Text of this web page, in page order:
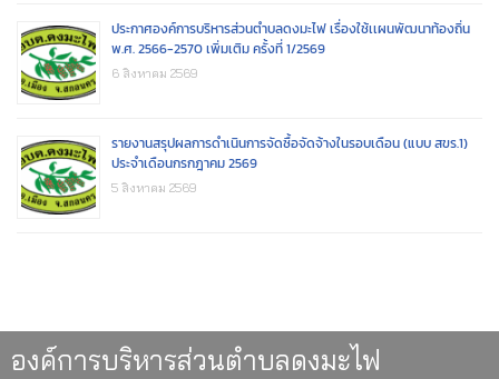
ประกาศองค์การบริหารส่วนตำบลดงมะไฟ เรื่องใช้เเผนพัฒนาท้องถิ่น
พ.ศ. 2566-2570 เพิ่มเติม ครั้งที่ 1/2569
6 สิงหาคม 2569
รายงานสรุปผลการดำเนินการจัดซื้อจัดจ้างในรอบเดือน (แบบ สขร.1)
ประจำเดือนกรกฎาคม 2569
5 สิงหาคม 2569
องค์การบริหารส่วนตำบลดงมะไฟ